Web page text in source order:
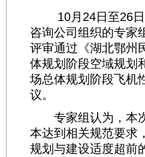
10月24日至26日
咨询公司组织的专家
评审通过《湖北鄂州
体规划阶段空域规划
场总体规划阶段飞机
议。
专家组认为，本次
本达到相关规范要求
规划与建设适度超前